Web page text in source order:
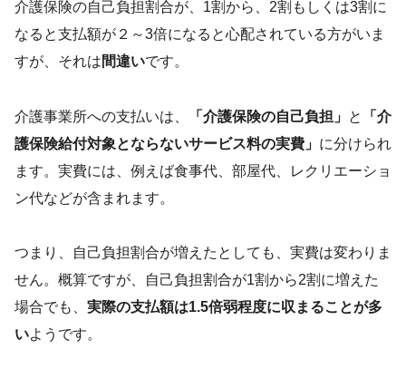
介護保険の自己負担割合が、1割から、2割もしくは3割に
なると支払額が２～3倍になると心配されている方がいま
すが、それは間違いです。
介護事業所への支払いは、 「介護保険の自己負担」 と
「介
護保険給付対象とならないサービス料の実費」 に分けられ
ます。実費には、例えば食事代、部屋代、レクリエーショ
ン代などが含まれます。
つまり、自己負担割合が増えたとしても、実費は変わりま
せん。概算ですが、自己負担割合が1割から2割に増えた
場合でも、 実際の支払額は1.5倍弱程度に収まることが多
いようです。